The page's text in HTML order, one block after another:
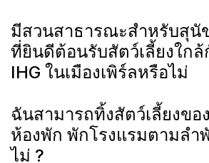
มีสวนสาธารณะสำหรับสุนั
ที่ยินดีต้อนรับสัตว์เลี้ยงใกล้
IHG ในเมืองเพิร์ลหรือไม่
ฉันสามารถทิ้งสัตว์เลี้ยงขอ
ห้องพัก พักโรงแรมตามลำ
ไม่ ?